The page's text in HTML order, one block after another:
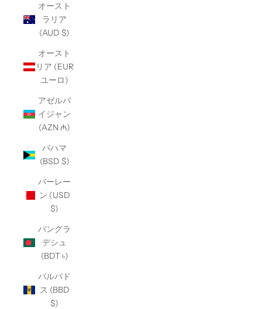
オースト
ラリア
(AUD $)
オースト
リア (EUR
ユーロ)
アゼルバ
イジャン
(AZN ₼)
バハマ
(BSD $)
バーレー
ン (USD
$)
バングラ
デシュ
(BDT ৳)
バルバド
ス (BBD
$)